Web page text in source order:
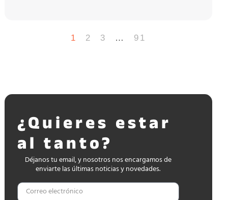
1 2 3 … 91
¿Quieres estar
al tanto?
Déjanos tu email, y nosotros nos encargamos de
enviarte las últimas noticias y novedades.